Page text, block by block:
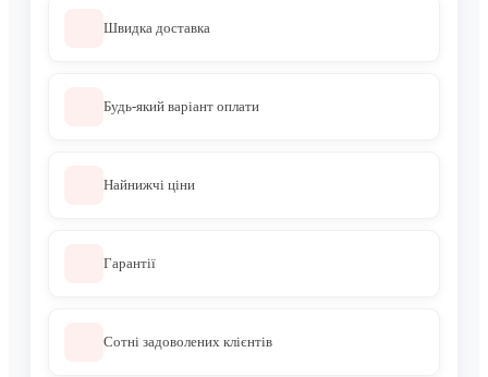
Швидка доставка
Будь-який варіант оплати
Найнижчі ціни
Гарантії
Сотні задоволених клієнтів